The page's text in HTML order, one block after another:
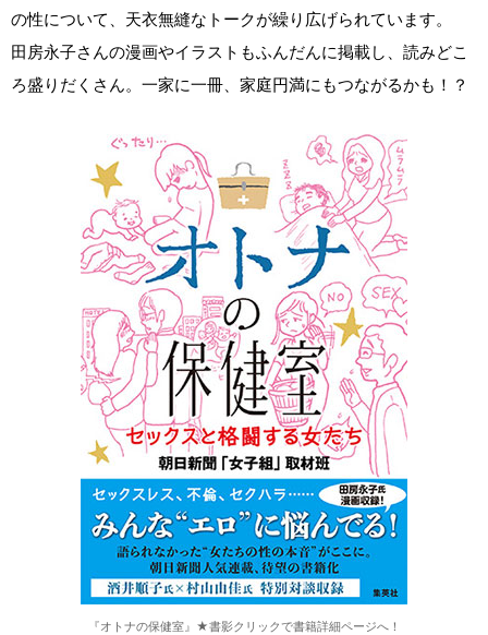
の性について、天衣無縫なトークが繰り広げられています。
田房永子さんの漫画やイラストもふんだんに掲載し、読みどこ
ろ盛りだくさん。一家に一冊、家庭円満にもつながるかも！？
『オトナの保健室』★書影クリックで書籍詳細ページへ！